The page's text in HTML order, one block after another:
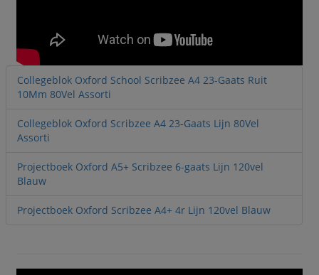
Collegeblok Oxford School Scribzee A4 23-Gaats Ruit
10Mm 80Vel Assorti
Collegeblok Oxford Scribzee A4 23-Gaats Lijn 80Vel
Assorti
Projectboek Oxford A5+ Scribzee 6-gaats Lijn 120vel
Blauw
Projectboek Oxford Scribzee A4+ 4r Lijn 120vel Blauw